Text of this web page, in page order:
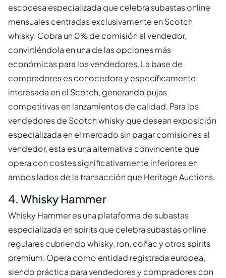
escocesa especializada que celebra subastas online
mensuales centradas exclusivamente en Scotch
whisky. Cobra un 0% de comisión al vendedor,
convirtiéndola en una de las opciones más
económicas para los vendedores. La base de
compradores es conocedora y específicamente
interesada en el Scotch, generando pujas
competitivas en lanzamientos de calidad. Para los
vendedores de Scotch whisky que desean exposición
especializada en el mercado sin pagar comisiones al
vendedor, esta es una alternativa convincente que
opera con costes significativamente inferiores en
ambos lados de la transacción que Heritage Auctions.
4. Whisky Hammer
Whisky Hammer es una plataforma de subastas
especializada en spirits que celebra subastas online
regulares cubriendo whisky, ron, coñac y otros spirits
premium. Opera como entidad registrada europea,
siendo práctica para vendedores y compradores con